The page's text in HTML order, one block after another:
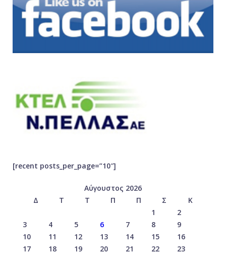
[recent posts_per_page=”10″]
Αύγουστος 2026
Δ
Τ Τ Π Π Σ
Κ
1
2
3
4 5 6 7 8
9
10
11 12 13 14 15
16
17
18 19 20 21 22
23